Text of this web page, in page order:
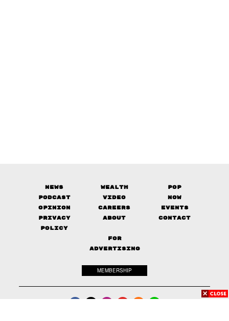
News Wealth
Pop
Podcast
Video
Now
Opinion
Careers
Events
Privacy
Policy
About Contact
FOR
ADVERTISING
MEMBERSHIP